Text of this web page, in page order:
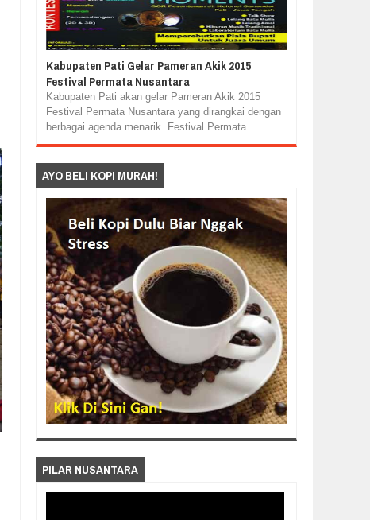
Kabupaten Pati Gelar Pameran Akik 2015
Festival Permata Nusantara
Kabupaten Pati akan gelar Pameran Akik 2015
Festival Permata Nusantara yang dirangkai dengan
berbagai agenda menarik. Festival Permata...
AYO BELI KOPI MURAH!
PILAR NUSANTARA